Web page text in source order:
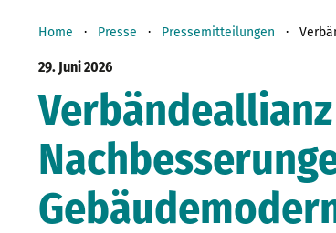
Home Presse Pressemitteilungen
29. Juni 2026